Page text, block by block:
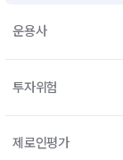
운용사
투자위험
제로인평가
연금 펀드 검색
투자 라이브러리
ETF 처음투자
내맘대로 만들기
DIY 포트 관리
고객라운지
이벤트